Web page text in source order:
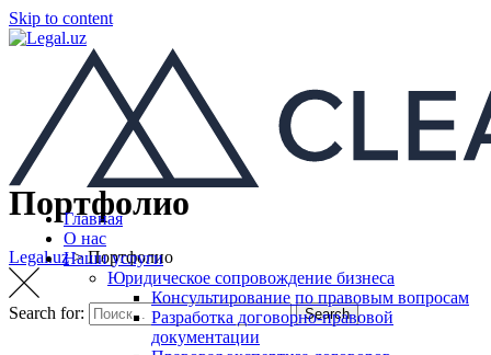
Skip to content
Главная
О нас
Наши услуги
Юридическое сопровождение бизнеса
Консультирование по правовым вопросам
Разработка договорно-правовой
документации
Портфолио
Legal.uz>Портфолио
Search for: Search